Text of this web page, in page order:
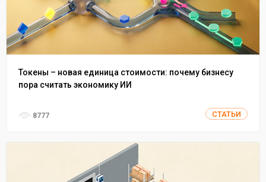
Токены – новая единица стоимости: почему бизнесу
пора считать экономику ИИ
8777 СТАТЬИ